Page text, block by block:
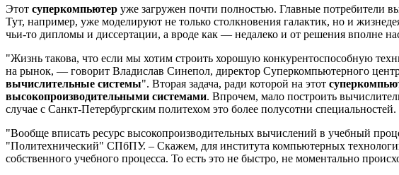
Этот суперкомпьютер уже загружен почти полностью. Главные потребители
Тут, например, уже моделируют не только столкновения галактик, но и
чьи-то дипломы и диссертации, а вроде как — недалеко и от решения вполне
"Жизнь такова, что если мы хотим строить хорошую конкурентоспособную
на рынок, — говорит Владислав Синепол, директор Суперкомпьютерного
вычислительные системы". Вторая задача, ради которой на этот
высокопроизводительными системами. Впрочем, мало построить
случае с Санкт-Петербургским политехом это более полусотни специальностей.
"Вообще вписать ресурс высокопроизводительных вычислений в учебный
"Политехнический" СПбПУ. – Скажем, для института компьютерных
собственного учебного процесса. То есть это не быстро, не моментально